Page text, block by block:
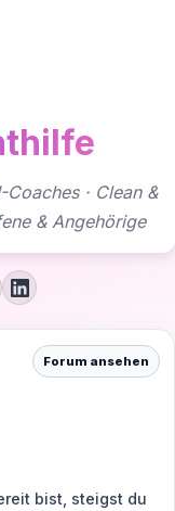
· Clean &
& Angehörige
Forum ansehen
bist, steigst du